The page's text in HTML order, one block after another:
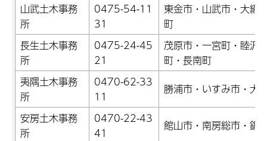
山武土木事務
所
0475-54-11
31
東金市・山武市・大網
町
長生土木事務
所
0475-24-45
21
茂原市・一宮町・睦沢
町・長南町
夷隅土木事務
所
0470-62-33
11
勝浦市・いすみ市・大
安房土木事務
所
0470-22-43
41
館山市・南房総市・鋸